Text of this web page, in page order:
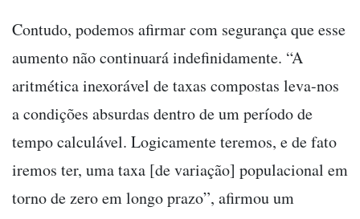
Contudo, podemos afirmar com segurança que esse
aumento não continuará indefinidamente. “A
aritmética inexorável de taxas compostas leva-nos
a condições absurdas dentro de um período de
tempo calculável. Logicamente teremos, e de fato
iremos ter, uma taxa [de variação] populacional em
torno de zero em longo prazo”, afirmou um